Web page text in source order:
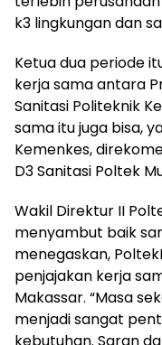
k3 lingkungan dan
Ketua dua periode
kerja sama antara
Sanitasi Politeknik
sama itu juga bisa,
Kemenkes,
D3 Sanitasi Poltek
Wakil Direktur II
menyambut baik
menegaskan,
penjajakan kerja
Makassar. “Masa
menjadi sangat